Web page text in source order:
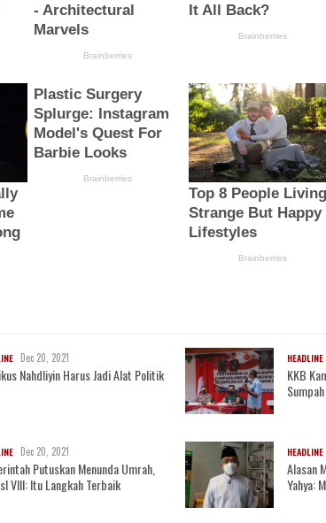
Dec 20, 2021
Nahdliyin Harus Jadi Alat Politik
HEADLINE
KKB
Dec 20, 2021
Putuskan Menunda Umrah,
VIII: Itu Langkah Terbaik
HEADLINE
Alasan
Yahya: